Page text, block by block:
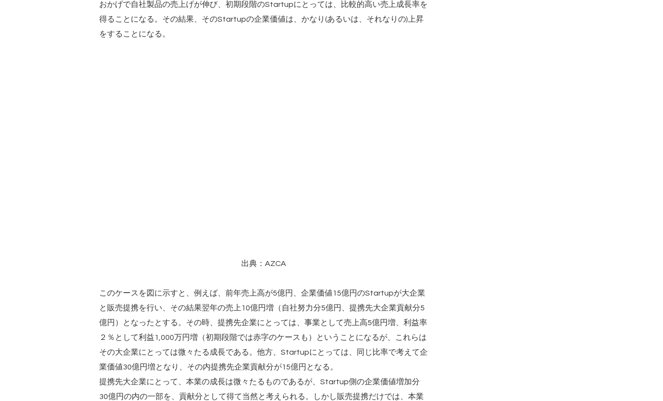
おかげで自社製品の売上げが伸び、初期段階のStartupにとっては、比較的高い売上成長率を
得ることになる。その結果、そのStartupの企業価値は、かなり(あるいは、それなりの)上昇
をすることになる。
出典：AZCA
このケースを図に示すと、例えば、前年売上高が5億円、企業価値15億円のStartupが大企業
と販売提携を行い、その結果翌年の売上10億円増（自社努力分5億円、提携先大企業貢献分5
億円）となったとする。その時、提携先企業にとっては、事業として売上高5億円増、利益率
２％として利益1,000万円増（初期段階では赤字のケースも）ということになるが、これらは
その大企業にとっては微々たる成長である。他方、Startupにとっては、同じ比率で考えて企
業価値30億円増となり、その内提携先企業貢献分が15億円となる。
提携先大企業にとって、本業の成長は微々たるものであるが、Startup側の企業価値増加分
30億円の内の一部を、貢献分として得て当然と考えられる。しかし販売提携だけでは、本業